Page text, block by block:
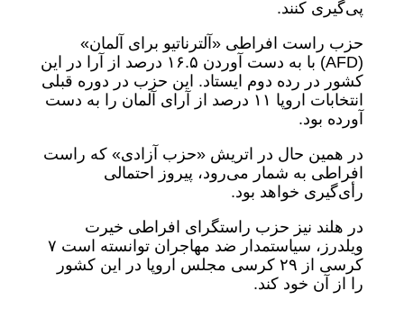
پی‌گیری کنند.
حزب راست افراطی «آلترناتیو برای آلمان»
(AFD) با به دست آوردن ۱۶.۵ درصد از آرا در این
کشور در رده دوم ایستاد. این حزب در دوره قبلی
انتخابات اروپا ۱۱ درصد از آرای آلمان را به دست
آورده بود.
در همین حال در اتریش «حزب آزادی» که راست
افراطی به شمار می‌رود، پیروز احتمالی
رأی‌گیری خواهد بود.
در هلند نیز حزب راستگرای افراطی خیرت
ویلدرز، سیاستمدار ضد مهاجران توانسته است ۷
کرسی از ۲۹ کرسی مجلس اروپا در این کشور
را از آن خود کند.